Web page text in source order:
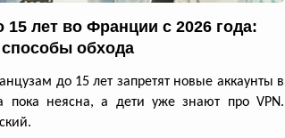
15 лет во Франции с 2026 года:
обхода
до 15 лет запретят новые аккаунты в
пока неясна, а дети уже знают про VPN.